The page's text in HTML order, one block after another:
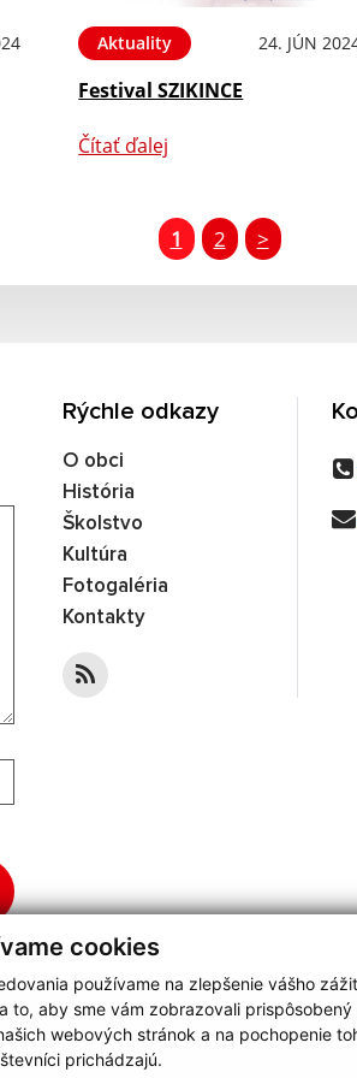
cookies
používame na zlepšenie vášho
to, aby sme vám zobrazovali prispôsobený
webových stránok a na pochopenie
prichádzajú.
Aktuality 24. JÚN
Festival SZIKINCE
Čítať ďalej
1 2 >
Response
Rýchle odkazy
O obci
História
Školstvo
Kultúra
Fotogaléria
Kontakty
|